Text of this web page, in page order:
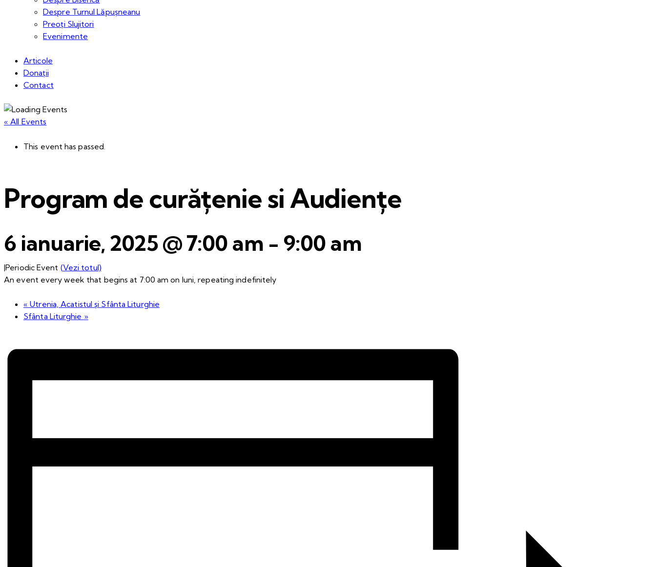
Despre Turnul Lăpușneanu
Preoți Slujitori
Evenimente
Articole
Donații
Contact
« All Events
This event has passed.
Program de curățenie si Audiențe
6 ianuarie, 2025 @ 7:00 am - 9:00 am
|Periodic Event (Vezi totul)
An event every week that begins at 7:00 am on luni, repeating indefinitely
« Utrenia, Acatistul și Sfânta Liturghie
Sfânta Liturghie »